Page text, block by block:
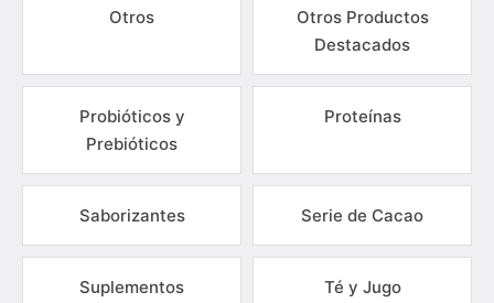
Otros
Otros Productos
Destacados
Probióticos y
Prebióticos
Proteínas
Saborizantes Serie de Cacao
Suplementos
Té y Jugo